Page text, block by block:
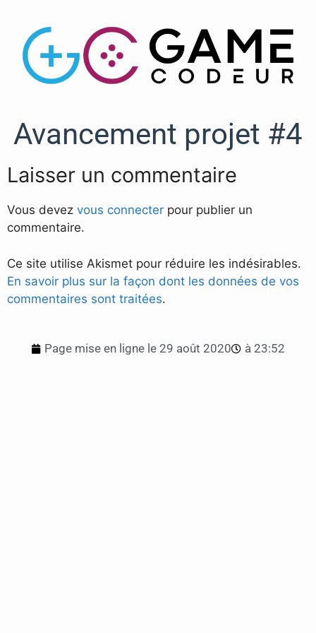
Avancement projet #4
Laisser un commentaire
Vous devez vous connecter pour publier un
commentaire.
Ce site utilise Akismet pour réduire les indésirables.
En savoir plus sur la façon dont les données de vos
commentaires sont traitées.
Page mise en ligne le 29 août 2020 à 23:52